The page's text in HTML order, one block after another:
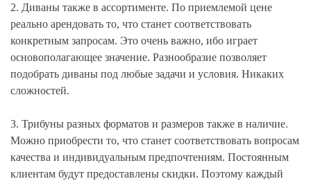
2. Диваны также в ассортименте. По приемлемой цене
реально арендовать то, что станет соответствовать
конкретным запросам. Это очень важно, ибо играет
основополагающее значение. Разнообразие позволяет
подобрать диваны под любые задачи и условия. Никаких
сложностей.
3. Трибуны разных форматов и размеров также в наличие.
Можно приобрести то, что станет соответствовать вопросам
качества и индивидуальным предпочтениям. Постоянным
клиентам будут предоставлены скидки. Поэтому каждый